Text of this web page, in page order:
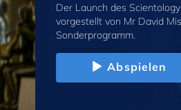
Der Launch des
vorgestellt von Mr David
Sonderprogramm.
Abspielen